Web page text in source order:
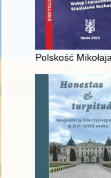
Polskość